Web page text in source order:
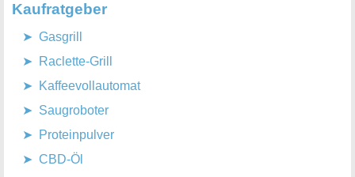
Kaufratgeber
Gasgrill
Raclette-Grill
Kaffeevollautomat
Saugroboter
Proteinpulver
CBD-Öl